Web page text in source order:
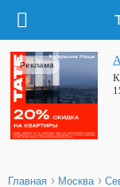
Реклама
Главная › Москва ›